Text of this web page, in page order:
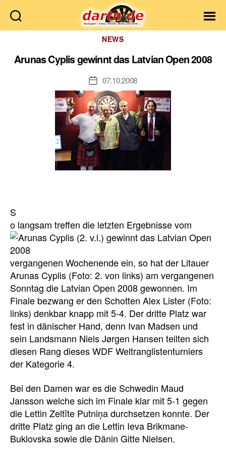
Dartn.de
Kategorien
NEWS
Arunas Cyplis gewinnt das Latvian Open 2008
Veröffentlichungsdatum
07.10.2008
S
o langsam treffen die letzten Ergebnisse vom
vergangenen Wochenende ein, so hat der Litauer
Arunas Cyplis (Foto: 2. von links) am vergangenen
Sonntag die Latvian Open 2008 gewonnen. Im
Finale bezwang er den Schotten Alex Lister (Foto:
links) denkbar knapp mit 5-4. Der dritte Platz war
fest in dänischer Hand, denn Ivan Madsen und
sein Landsmann Niels Jørgen Hansen teilten sich
diesen Rang dieses WDF Weltranglistenturniers
der Kategorie 4.
Bei den Damen war es die Schwedin Maud
Jansson welche sich im Finale klar mit 5-1 gegen
die Lettin Zeltīte Putniņa durchsetzen konnte. Der
dritte Platz ging an die Lettin Ieva Brikmane-
Buklovska sowie die Dänin Gitte Nielsen.